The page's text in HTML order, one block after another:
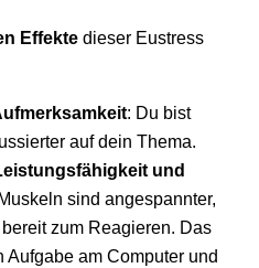
Effekte dieser Eustress
: Du bist
auf dein Thema.
und
sind angespannter,
zum Reagieren. Das
Aufgabe am Computer und